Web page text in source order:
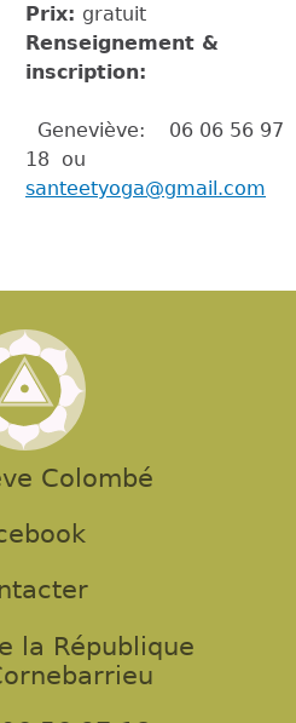
Prix: gratuit
Renseignement &
inscription:
Geneviève: 06 06 56 97
18 ou
santeetyoga@gmail.com
Colombé
la République